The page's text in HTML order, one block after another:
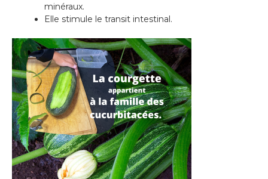
minéraux.
Elle stimule le transit intestinal.